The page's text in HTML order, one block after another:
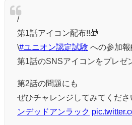
/
第1話アイコン配布!!🎁
\#ユニオン認定試験 への参加報
第1話のSNSアイコンをプレゼ
第2話の問題にも
ぜひチャレンジしてみてくださ
ンデッドアンラック